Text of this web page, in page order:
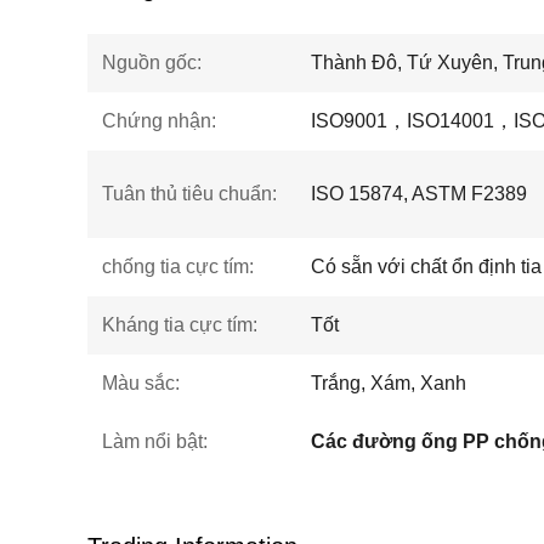
Nguồn gốc: Thành Đô, Tứ Xuyên,
Chứng nhận: ISO9001，ISO14001，
Tuân thủ tiêu chuẩn: ISO 15874, ASTM F2389
chống tia cực tím: Có sẵn với chất ổn định
Kháng tia cực tím: Tốt
Màu sắc: Trắng, Xám, Xanh
Làm nổi bật: Các đường ống PP